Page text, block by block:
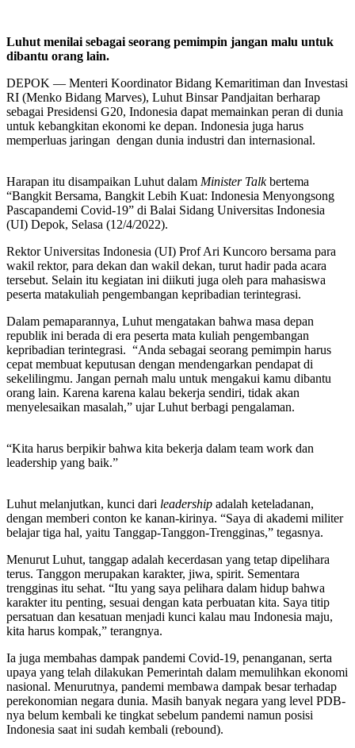
Luhut menilai sebagai seorang pemimpin jangan malu untuk
dibantu orang lain.
DEPOK — Menteri Koordinator Bidang Kemaritiman dan Investasi
RI (Menko Bidang Marves), Luhut Binsar Pandjaitan berharap
sebagai Presidensi G20, Indonesia dapat memainkan peran di dunia
untuk kebangkitan ekonomi ke depan. Indonesia juga harus
memperluas jaringan dengan dunia industri dan internasional.
Harapan itu disampaikan Luhut dalam Minister Talkbertema
“Bangkit Bersama, Bangkit Lebih Kuat: Indonesia Menyongsong
Pascapandemi Covid-19” di Balai Sidang Universitas Indonesia
(UI) Depok, Selasa (12/4/2022).
Rektor Universitas Indonesia (UI) Prof Ari Kuncoro bersama para
wakil rektor, para dekan dan wakil dekan, turut hadir pada acara
tersebut. Selain itu kegiatan ini diikuti juga oleh para mahasiswa
peserta matakuliah pengembangan kepribadian terintegrasi.
Dalam pemaparannya, Luhut mengatakan bahwa masa depan
republik ini berada di era peserta mata kuliah pengembangan
kepribadian terintegrasi. “Anda sebagai seorang pemimpin harus
cepat membuat keputusan dengan mendengarkan pendapat di
sekelilingmu. Jangan pernah malu untuk mengakui kamu dibantu
orang lain. Karena karena kalau bekerja sendiri, tidak akan
menyelesaikan masalah,” ujar Luhut berbagi pengalaman.
“Kita harus berpikir bahwa kita bekerja dalam team work dan
leadership yang baik.”
Luhut melanjutkan, kunci dari leadership adalah keteladanan,
dengan memberi conton ke kanan-kirinya. “Saya di akademi militer
belajar tiga hal, yaitu Tanggap-Tanggon-Trengginas,” tegasnya.
Menurut Luhut, tanggap adalah kecerdasan yang tetap dipelihara
terus. Tanggon merupakan karakter, jiwa, spirit. Sementara
trengginas itu sehat. “Itu yang saya pelihara dalam hidup bahwa
karakter itu penting, sesuai dengan kata perbuatan kita. Saya titip
persatuan dan kesatuan menjadi kunci kalau mau Indonesia maju,
kita harus kompak,” terangnya.
Ia juga membahas dampak pandemi Covid-19, penanganan, serta
upaya yang telah dilakukan Pemerintah dalam memulihkan ekonomi
nasional. Menurutnya, pandemi membawa dampak besar terhadap
perekonomian negara dunia. Masih banyak negara yang level PDB-
nya belum kembali ke tingkat sebelum pandemi namun posisi
Indonesia saat ini sudah kembali (rebound).